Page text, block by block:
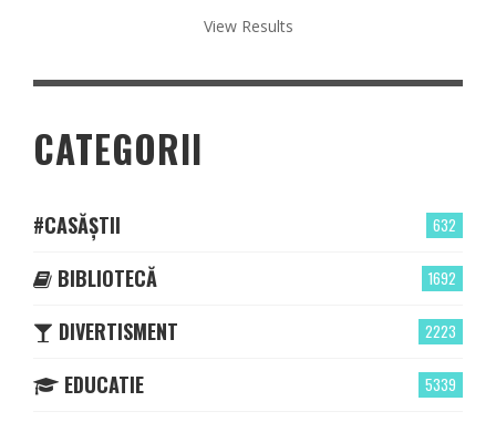
View Results
CATEGORII
632
#CASĂȘTII
1692
BIBLIOTECĂ
2223
DIVERTISMENT
5339
EDUCATIE